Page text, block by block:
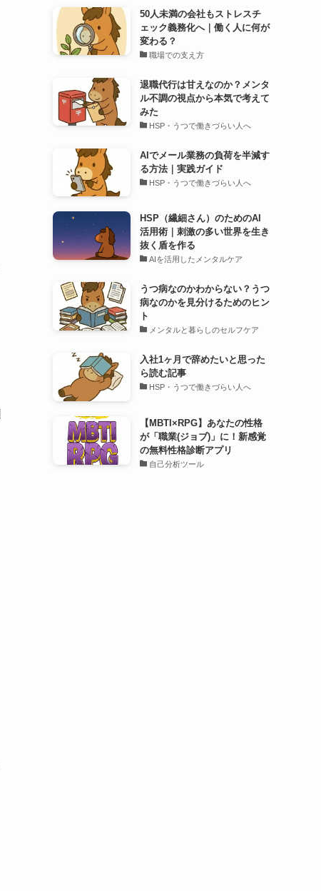
50人未満の会社もストレスチ
ェック義務化へ｜働く人に何が
変わる？
職場での支え方
退職代行は甘えなのか？メンタ
ル不調の視点から本気で考えて
みた
HSP・うつで働きづらい人へ
AIでメール業務の負荷を半減す
る方法｜実践ガイド
HSP・うつで働きづらい人へ
HSP（繊細さん）のためのAI
活用術｜刺激の多い世界を生き
抜く盾を作る
AIを活用したメンタルケア
うつ病なのかわからない？うつ
病なのかを見分けるためのヒン
ト
メンタルと暮らしのセルフケア
入社1ヶ月で辞めたいと思った
ら読む記事
HSP・うつで働きづらい人へ
【MBTI×RPG】あなたの性格
が「職業(ジョブ)」に！新感覚
の無料性格診断アプリ
自己分析ツール